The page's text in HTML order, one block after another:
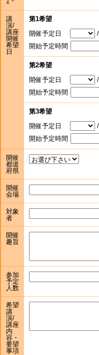
ｽ
講
演/
講座
開催
希望
日
第1希望
開催予定日
/
開始予定時間
第2希望
開催予定日
/
開始予定時間
第3希望
開催予定日
/
開始予定時間
開催
都道
府県
開催
会場
対象
者
開催
趣旨
参加
予定
人数
希望
講
演/
講座
内
容・
要望
事項